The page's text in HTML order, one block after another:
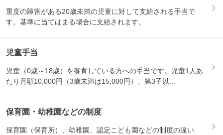
重度の障害がある20歳未満の児童に対して支給される手当で
す。基準に当てはまる場合に支給されます。
児童手当
児童（0歳～18歳）を養育している方への手当です。児童1人あ
たり月額10,000円（3歳未満は15,000円）、第3子以...
保育園・幼稚園などの制度
保育園（保育所）、幼稚園、認定こども園などの制度の違い